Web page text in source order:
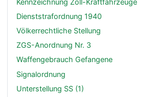
Dienststrafordnung 1940
Völkerrechtliche Stellung
ZGS-Anordnung Nr. 3
Waffengebrauch Gefangene
Signalordnung
Unterstellung SS (1)